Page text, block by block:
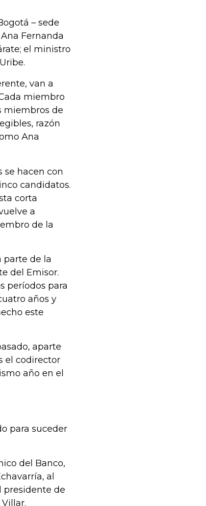
– sede
Fernanda
el ministro
van a
miembro
miembros de
razón
Ana
se hacen con
candidatos.
corta
a
de la
parte de la
del Emisor.
períodos para
años y
este
aparte
el codirector
año en el
para suceder
del Banco,
al
presidente de